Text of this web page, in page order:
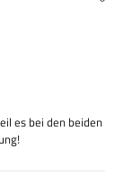
es bei den beiden